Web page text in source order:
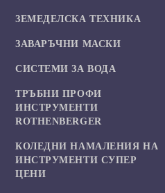
ЗЕМЕДЕЛСКА ТЕХНИКА
ЗАВАРЪЧНИ МАСКИ
СИСТЕМИ ЗА ВОДА
ТРЪБНИ ПРОФИ
ИНСТРУМЕНТИ
ROTHENBERGER
КОЛЕДНИ НАМАЛЕНИЯ НА
ИНСТРУМЕНТИ СУПЕР
ЦЕНИ